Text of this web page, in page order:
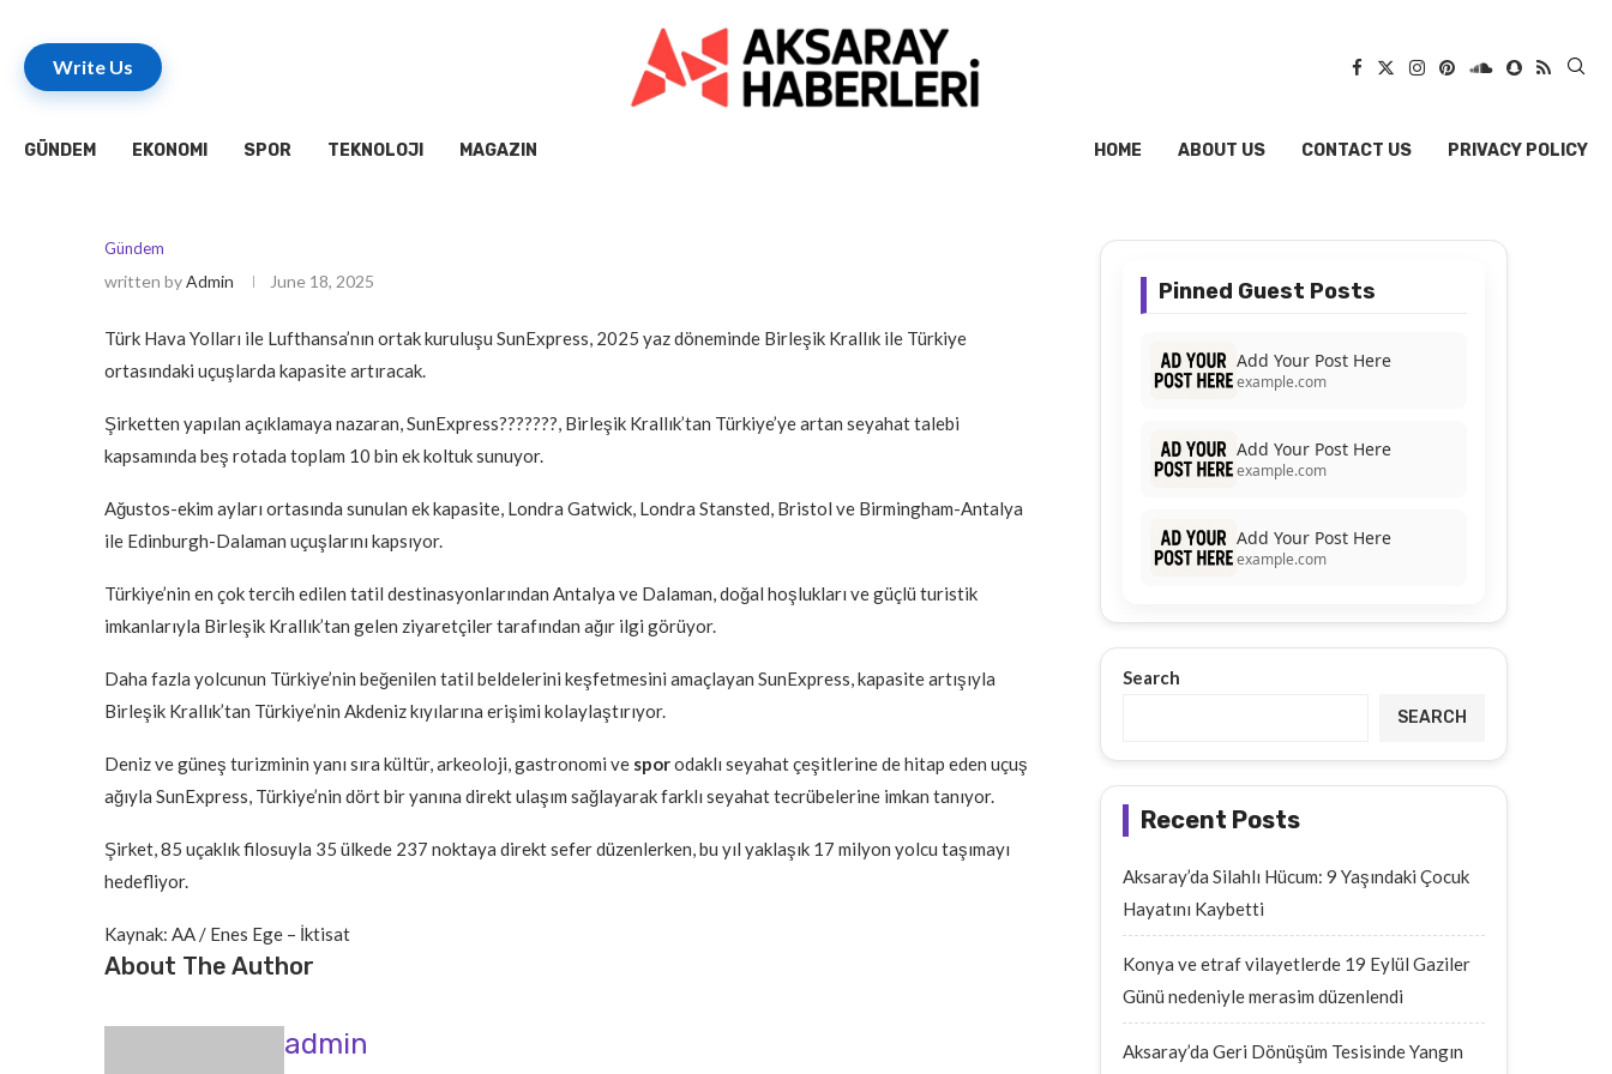
Write Us
GÜNDEM EKONOMI SPOR TEKNOLOJI MAGAZIN HOME ABOUT US CONTACT US PRIVACY POLICY
Gündem
written byAdmin June 18, 2025
Türk Hava Yolları ile Lufthansa’nın ortak kuruluşu SunExpress, 2025 yaz döneminde Birleşik Krallık ile Türkiye
ortasındaki uçuşlarda kapasite artıracak.
Şirketten yapılan açıklamaya nazaran, SunExpress???????, Birleşik Krallık’tan Türkiye’ye artan seyahat talebi
kapsamında beş rotada toplam 10 bin ek koltuk sunuyor.
Ağustos-ekim ayları ortasında sunulan ek kapasite, Londra Gatwick, Londra Stansted, Bristol ve Birmingham-Antalya
ile Edinburgh-Dalaman uçuşlarını kapsıyor.
Türkiye’nin en çok tercih edilen tatil destinasyonlarından Antalya ve Dalaman, doğal hoşlukları ve güçlü turistik
imkanlarıyla Birleşik Krallık’tan gelen ziyaretçiler tarafından ağır ilgi görüyor.
Daha fazla yolcunun Türkiye’nin beğenilen tatil beldelerini keşfetmesini amaçlayan SunExpress, kapasite artışıyla
Birleşik Krallık’tan Türkiye’nin Akdeniz kıyılarına erişimi kolaylaştırıyor.
Deniz ve güneş turizminin yanı sıra kültür, arkeoloji, gastronomi ve sporodaklı seyahat çeşitlerine de hitap eden uçuş
ağıyla SunExpress, Türkiye’nin dört bir yanına direkt ulaşım sağlayarak farklı seyahat tecrübelerine imkan tanıyor.
Şirket, 85 uçaklık filosuyla 35 ülkede 237 noktaya direkt sefer düzenlerken, bu yıl yaklaşık 17 milyon yolcu taşımayı
hedefliyor.
Kaynak: AA / Enes Ege – İktisat
About The Author
admin
Pinned Guest Posts
Add Your Post Here
example.com
Add Your Post Here
example.com
Add Your Post Here
example.com
Search
SEARCH
Recent Posts
Aksaray’da Silahlı Hücum: 9 Yaşındaki Çocuk
Hayatını Kaybetti
Konya ve etraf vilayetlerde 19 Eylül Gaziler
Günü nedeniyle merasim düzenlendi
Aksaray’da Geri Dönüşüm Tesisinde Yangın